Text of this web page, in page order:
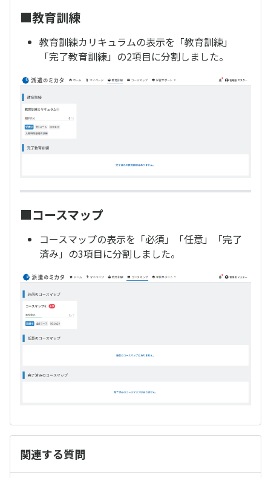
■教育訓練
教育訓練カリキュラムの表示を「教育訓練」
「完了教育訓練」の2項目に分割しました。
■コースマップ
コースマップの表示を「必須」「任意」「完了
済み」の3項目に分割しました。
関連する質問